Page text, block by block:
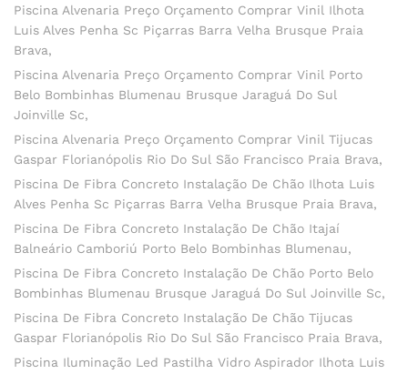
Piscina Alvenaria Preço Orçamento Comprar Vinil Ilhota
Luis Alves Penha Sc Piçarras Barra Velha Brusque Praia
Brava
Piscina Alvenaria Preço Orçamento Comprar Vinil Porto
Belo Bombinhas Blumenau Brusque Jaraguá Do Sul
Joinville Sc
Piscina Alvenaria Preço Orçamento Comprar Vinil Tijucas
Gaspar Florianópolis Rio Do Sul São Francisco Praia Brava
Piscina De Fibra Concreto Instalação De Chão Ilhota Luis
Alves Penha Sc Piçarras Barra Velha Brusque Praia Brava
Piscina De Fibra Concreto Instalação De Chão Itajaí
Balneário Camboriú Porto Belo Bombinhas Blumenau
Piscina De Fibra Concreto Instalação De Chão Porto Belo
Bombinhas Blumenau Brusque Jaraguá Do Sul Joinville Sc
Piscina De Fibra Concreto Instalação De Chão Tijucas
Gaspar Florianópolis Rio Do Sul São Francisco Praia Brava
Piscina Iluminação Led Pastilha Vidro Aspirador Ilhota Luis